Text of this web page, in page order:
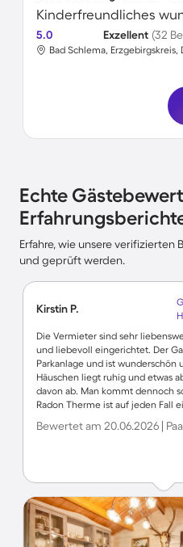
5.0 Exzellent (32
Bad Schlema, Erzgebirgskreis,
Echte
Erfahre, wie unsere
und geprüft werden.
Kirstin P.
Die Vermieter sind sehr
und liebevoll eingerichtet. Der
Parkanlage und ist wunderschön
Häuschen liegt ruhig und etwas
davon ab. Man kommt dennoch
Radon Therme ist auf jeden Fall
Bewertet am 20.06.2026 |